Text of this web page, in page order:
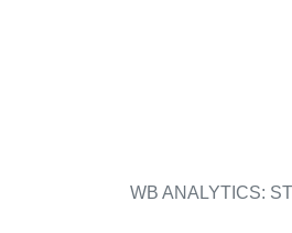
WB ANALYTICS: